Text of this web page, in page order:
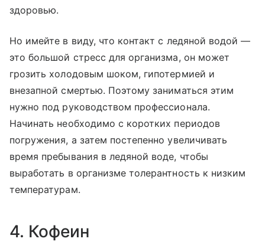
здоровью.
Но имейте в виду, что контакт с ледяной водой —
это большой стресс для организма, он может
грозить холодовым шоком, гипотермией и
внезапной смертью. Поэтому заниматься этим
нужно под руководством профессионала.
Начинать необходимо с коротких периодов
погружения, а затем постепенно увеличивать
время пребывания в ледяной воде, чтобы
выработать в организме толерантность к низким
температурам.
4. Кофеин